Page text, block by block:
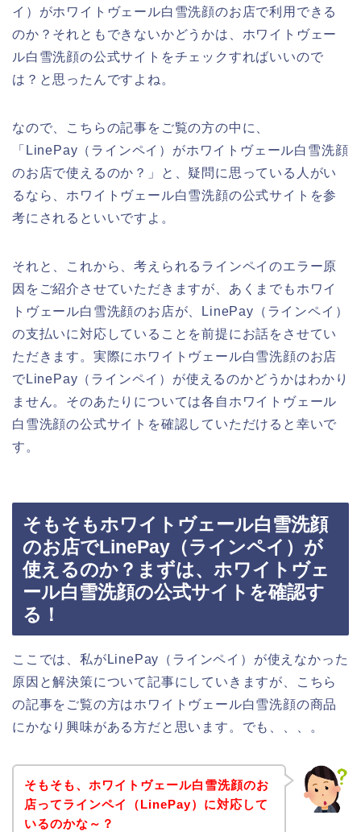
イ）がホワイトヴェール白雪洗顔のお店で利用できる
のか？それともできないかどうかは、ホワイトヴェー
ル白雪洗顔の公式サイトをチェックすればいいので
は？と思ったんですよね。
なので、こちらの記事をご覧の方の中に、
「LinePay（ラインペイ）がホワイトヴェール白雪洗顔
のお店で使えるのか？」と、疑問に思っている人がい
るなら、ホワイトヴェール白雪洗顔の公式サイトを参
考にされるといいですよ。
それと、これから、考えられるラインペイのエラー原
因をご紹介させていただきますが、あくまでもホワイ
トヴェール白雪洗顔のお店が、LinePay（ラインペイ）
の支払いに対応していることを前提にお話をさせてい
ただきます。実際にホワイトヴェール白雪洗顔のお店
でLinePay（ラインペイ）が使えるのかどうかはわかり
ません。そのあたりについては各自ホワイトヴェール
白雪洗顔の公式サイトを確認していただけると幸いで
す。
そもそもホワイトヴェール白雪洗顔
のお店でLinePay（ラインペイ）が
使えるのか？まずは、ホワイトヴェ
ール白雪洗顔の公式サイトを確認す
る！
ここでは、私がLinePay（ラインペイ）が使えなかった
原因と解決策について記事にしていきますが、こちら
の記事をご覧の方はホワイトヴェール白雪洗顔の商品
にかなり興味がある方だと思います。でも、、、。
そもそも、ホワイトヴェール白雪洗顔のお
店ってラインペイ（LinePay）に対応して
いるのかな～？